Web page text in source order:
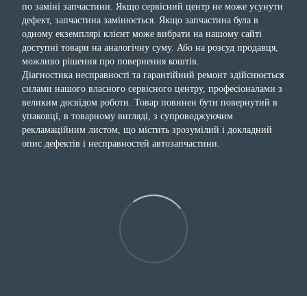
по заміні запчастини. Якщо сервісний центр не може усунути
дефект, запчастина замінюється. Якщо запчастина була в
одному екземплярі клієнт може вибрати на нашому сайті
доступні товари на аналогічну суму. Або на розсуд продавця,
можливо рішення про повернення коштів.
Діагностика несправності та гарантійний ремонт здійснюється
силами нашого власного сервісного центру, професіоналами з
великим досвідом роботи. Товар повинен бути повернутий в
упаковці, в товарному вигляді, з супроводжуючим
рекламаційним листом, що містить зрозумілий і докладний
опис дефектів і несправностей автозапчастини.